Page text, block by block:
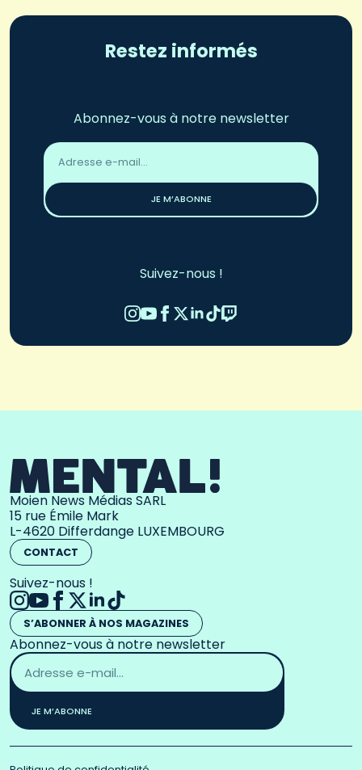
Restez informés
Abonnez-vous à notre newsletter
Adresse
email
JE M’ABONNE
Suivez-nous !
Moien News Médias SARL
15 rue Émile Mark
L-4620 Differdange LUXEMBOURG
CONTACT
Suivez-nous !
S’ABONNER À NOS MAGAZINES
Abonnez-vous à notre newsletter
Adresse
email
*
JE M’ABONNE